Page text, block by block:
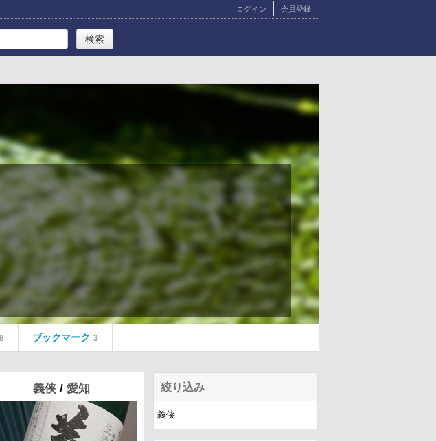
ログイン 会員登録
ブックマーク 3
義侠 / 愛知 絞り込み
義侠